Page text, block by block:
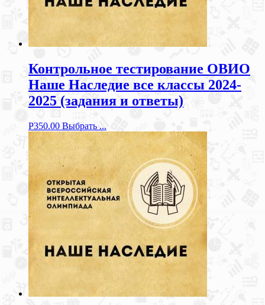
Контрольное тестирование ОВИО
Наше Наследие все классы 2024-
2025 (задания и ответы)
Р350.00 Выбрать ...